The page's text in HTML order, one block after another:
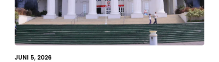
JUNI 5, 2026